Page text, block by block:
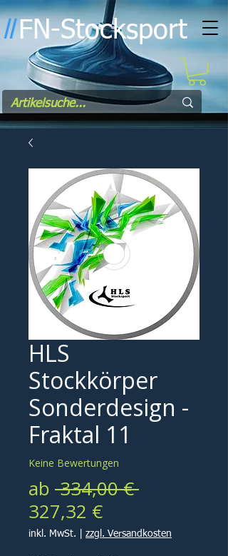
ll FN-Stocksport
HLS
Stockkörper
Sonderdesign -
Fraktal 11
Keine Bewertungen
ab 334,00 €
327,32 €Sale-
Preis
inkl. MwSt. zzgl. Versandkosten